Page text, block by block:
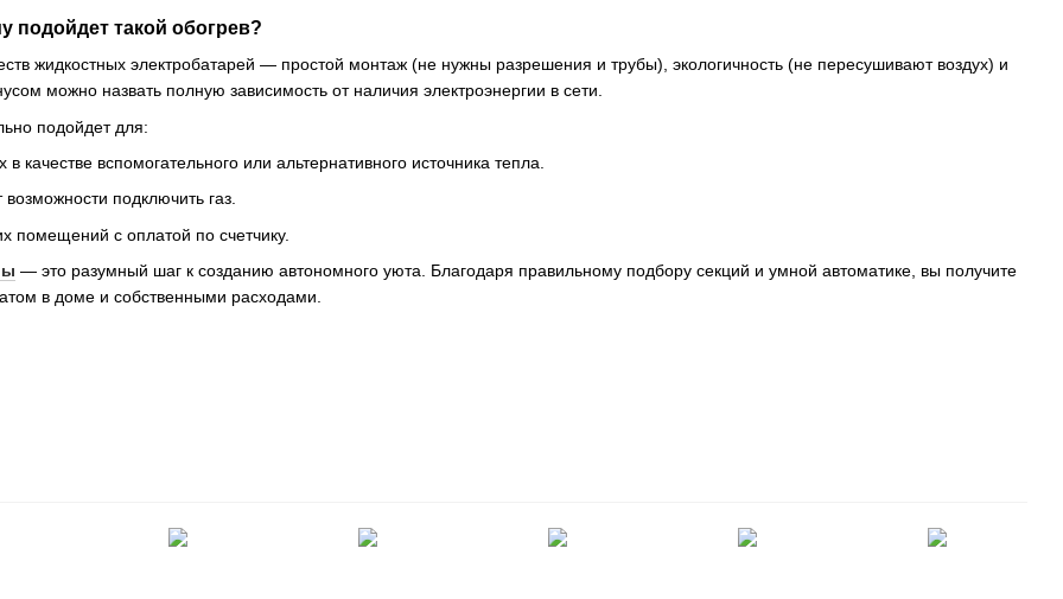
такой обогрев?
жидкостных электробатарей — простой монтаж (не нужны разрешения и трубы), экологичность (не пересушивают воздух) и
можно назвать полную зависимость от наличия электроэнергии в сети.
подойдет для:
в качестве вспомогательного или альтернативного источника тепла.
подключить газ.
помещений с оплатой по счетчику.
— это разумный шаг к созданию автономного уюта. Благодаря правильному подбору секций и умной автоматике, вы получите
в доме и собственными расходами.